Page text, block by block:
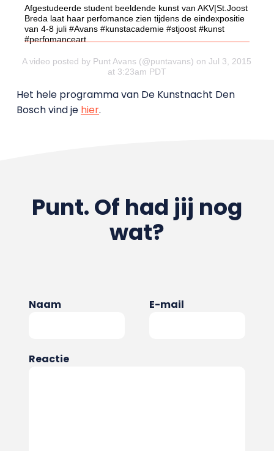
Afgestudeerde student beeldende kunst van AKV|St.Joost
Breda laat haar perfomance zien tijdens de eindexpositie
van 4-8 juli #Avans #kunstacademie #stjoost #kunst
#perfomanceart
A video posted by Punt Avans (@puntavans) on Jul 3, 2015
at 3:23am PDT
Het hele programma van De Kunstnacht Den
Bosch vind je hier.
Punt. Of had jij nog
wat?
Naam E-mail
Reactie